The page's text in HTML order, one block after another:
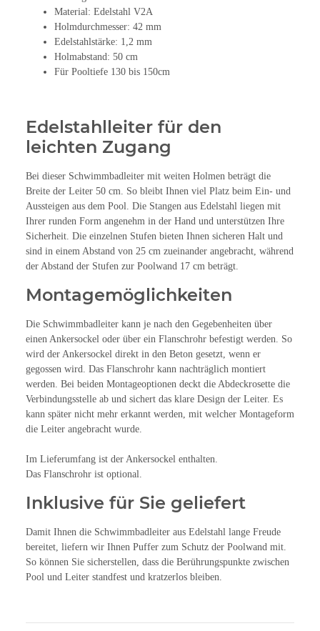
Material: Edelstahl V2A
Holmdurchmesser: 42 mm
Edelstahlstärke: 1,2 mm
Holmabstand: 50 cm
Für Pooltiefe 130 bis 150cm
Edelstahlleiter für den
leichten Zugang
Bei dieser Schwimmbadleiter mit weiten Holmen beträgt die
Breite der Leiter 50 cm. So bleibt Ihnen viel Platz beim Ein- und
Aussteigen aus dem Pool. Die Stangen aus Edelstahl liegen mit
Ihrer runden Form angenehm in der Hand und unterstützen Ihre
Sicherheit. Die einzelnen Stufen bieten Ihnen sicheren Halt und
sind in einem Abstand von 25 cm zueinander angebracht, während
der Abstand der Stufen zur Poolwand 17 cm beträgt.
Montagemöglichkeiten
Die Schwimmbadleiter kann je nach den Gegebenheiten über
einen Ankersockel oder über ein Flanschrohr befestigt werden. So
wird der Ankersockel direkt in den Beton gesetzt, wenn er
gegossen wird. Das Flanschrohr kann nachträglich montiert
werden. Bei beiden Montageoptionen deckt die Abdeckrosette die
Verbindungsstelle ab und sichert das klare Design der Leiter. Es
kann später nicht mehr erkannt werden, mit welcher Montageform
die Leiter angebracht wurde.
Im Lieferumfang ist der Ankersockel enthalten.
Das Flanschrohr ist optional.
Inklusive für Sie geliefert
Damit Ihnen die Schwimmbadleiter aus Edelstahl lange Freude
bereitet, liefern wir Ihnen Puffer zum Schutz der Poolwand mit.
So können Sie sicherstellen, dass die Berührungspunkte zwischen
Pool und Leiter standfest und kratzerlos bleiben.